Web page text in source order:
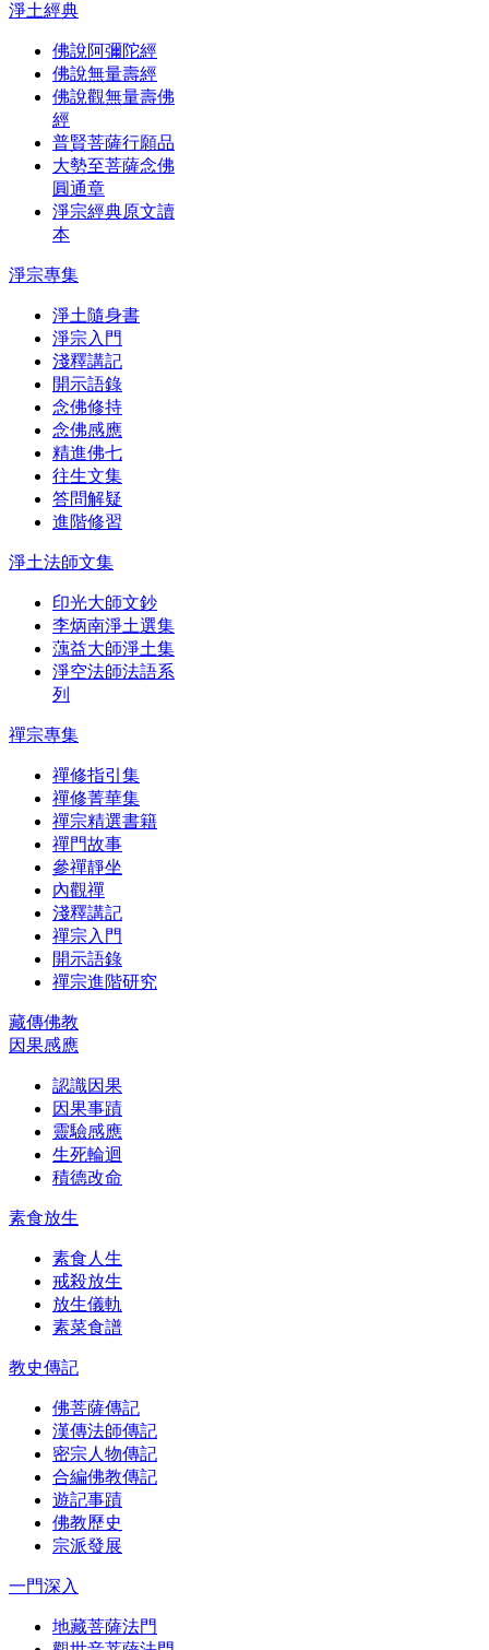
淨土經典
佛說阿彌陀經
佛說無量壽經
佛說觀無量壽佛
經
普賢菩薩行願品
大勢至菩薩念佛
圓通章
淨宗經典原文讀
本
淨宗專集
淨土隨身書
淨宗入門
淺釋講記
開示語錄
念佛修持
念佛感應
精進佛七
往生文集
答問解疑
進階修習
淨土法師文集
印光大師文鈔
李炳南淨土選集
蕅益大師淨土集
淨空法師法語系
列
禪宗專集
禪修指引集
禪修菁華集
禪宗精選書籍
禪門故事
參禪靜坐
內觀禪
淺釋講記
禪宗入門
開示語錄
禪宗進階研究
藏傳佛教
因果感應
認識因果
因果事蹟
靈驗感應
生死輪迴
積德改命
素食放生
素食人生
戒殺放生
放生儀軌
素菜食譜
教史傳記
佛菩薩傳記
漢傳法師傳記
密宗人物傳記
合編佛教傳記
遊記事蹟
佛教歷史
宗派發展
一門深入
地藏菩薩法門